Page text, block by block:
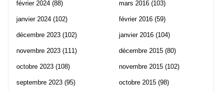
février 2024 (88)
janvier 2024 (102)
décembre 2023 (102)
novembre 2023 (111)
octobre 2023 (108)
septembre 2023 (95)
mars 2016 (103)
février 2016 (59)
janvier 2016 (104)
décembre 2015 (80)
novembre 2015 (102)
octobre 2015 (98)